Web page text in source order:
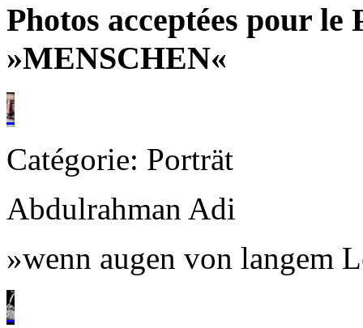
Photos acceptées pour
»MENSCHEN«
Catégorie: Porträt
Abdulrahman Adi
»wenn augen von langem